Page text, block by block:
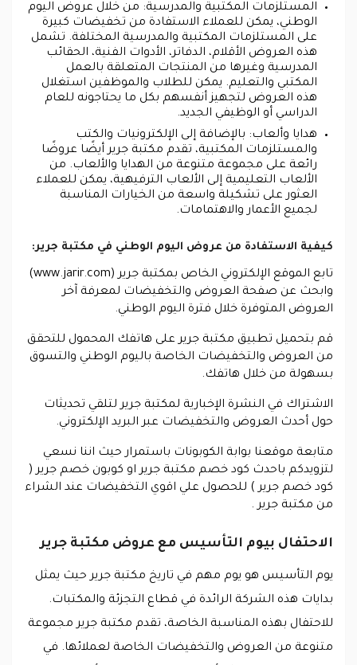
المستلزمات المكتبية والمدرسية: من خلال عروض اليوم
الوطني، يمكن للعملاء الاستفادة من تخفيضات كبيرة
على المستلزمات المكتبية والمدرسية المختلفة. تشمل
هذه العروض الأقلام، الدفاتر، الأدوات الفنية، الحقائب
المدرسية وغيرها من المنتجات المتعلقة بالعمل
المكتبي والتعليم. يمكن للطلاب والموظفين استغلال
هذه العروض لتجهيز أنفسهم بكل ما يحتاجونه للعام
الدراسي أو الوظيفي الجديد.
هدايا وألعاب: بالإضافة إلى الإلكترونيات والكتب
والمستلزمات المكتبية، تقدم مكتبة جرير أيضًا عروضًا
رائعة على مجموعة متنوعة من الهدايا والألعاب. من
الألعاب التعليمية إلى الألعاب الترفيهية، يمكن للعملاء
العثور على تشكيلة واسعة من الخيارات المناسبة
لجميع الأعمار والاهتمامات.
كيفية الاستفادة من عروض اليوم الوطني في مكتبة جرير:
تابع الموقع الإلكتروني الخاص بمكتبة جرير (www.jarir.com)
وابحث عن صفحة العروض والتخفيضات لمعرفة آخر
العروض المتوفرة خلال فترة اليوم الوطني.
قم بتحميل تطبيق مكتبة جرير على هاتفك المحمول للتحقق
من العروض والتخفيضات الخاصة باليوم الوطني والتسوق
بسهولة من خلال هاتفك.
الاشتراك في النشرة الإخبارية لمكتبة جرير لتلقي تحديثات
حول أحدث العروض والتخفيضات عبر البريد الإلكتروني.
متابعة موقعنا بوابة الكوبونات باستمرار حيث اننا نسعي
لتزويدكم باحدث كود خصم مكتبة جرير او كوبون خصم جرير (
كود خصم جرير ) للحصول علي اقوي التخفيضات عند الشراء
من مكتبة جرير .
الاحتفال بيوم التأسيس مع عروض مكتبة جرير
يوم التأسيس هو يوم مهم في تاريخ مكتبة جرير حيث يمثل
بدايات هذه الشركة الرائدة في قطاع التجزئة والمكتبات.
للاحتفال بهذه المناسبة الخاصة، تقدم مكتبة جرير مجموعة
متنوعة من العروض والتخفيضات الخاصة لعملائها. في